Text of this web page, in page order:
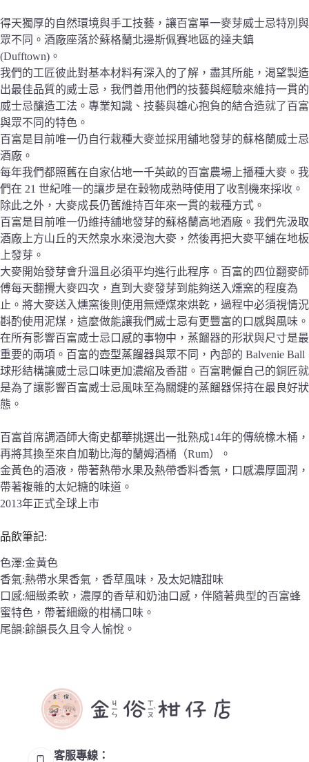
得天獨厚的自然環境與手工技藝，讓百富單一麥芽威士忌特別與
眾不同。酒廠座落於蘇格蘭北邊斯佩賽地區的達夫鎮
(Dufftown)。
我們的工匠彼此對基本材料有深入的了解，盡其所能，渴望製造
出最佳品質的威士忌，我們善用他們的技藝與經驗來維持一貫的
威士忌釀造工法。專業知識、技藝與雄心抱負的結合造就了百富
與眾不同的特色。
百富是目前唯一仍自行栽種大麥並採用舖地發芽的蘇格蘭威士忌
酒廠。
每年我們都照舊在自家佔地一千英畝的百富農場上播種大麥。我
們在 21 世紀唯一的讓步是在榖物成熟時使用了收割機來採收。
除此之外，大麥成長仍舊維持百年來一貫的栽種方式。
百富是目前唯一仍維持舖地發芽的蘇格蘭高地酒廠。我們先汲取
酒廠上方山丘的天然泉水來浸泡大麥，然後再把大麥平舖在地板
上發芽。
大麥開始發芽會升溫且必須平均進行此程序。百富的四位翻麥師
傅每天翻攪大麥四次，直到大麥發芽到能夠送入燻窯的程度為
止。將大麥送入燻窯後則使用無煙煤來烘乾，過程中必須視情況
斟酌使用泥煤，這麼做能讓我們威士忌有更豐富的口感與風味。
在所有影響百富威士忌口感的事物中，蒸餾器的形狀與尺寸是最
重要的兩項。百富的壺型蒸餾器與眾不同，內部的 Balvenie Ball
球形結構讓威士忌口味更加濃縮及香甜。百富聘僱自己的銅匠就
是為了讓影響百富威士忌風味至為關鍵的蒸餾器保持在最良好狀
態。
百富首席調酒師大衛史都華挑選出一批熟成14年的傳統橡木桶，
再將其換至來自加勒比海的蘭姆酒桶（Rum）。
金黃色的酒液，帶著熱帶水果及熱帶香料香氣，口感濃厚圓潤，
帶著複雜的太妃糖的味道。
2013年正式全球上市
品飲筆記:
色澤:金黃色
香氣:熱帶水果香氣，香草風味，及太妃糖甜味
口感:細緻柔軟，濃厚的香草和奶油口感，伴隨著典型的百富蜂
蜜特色，帶著細緻的柑橘口味。
尾韻:餘韻長久且令人愉悅。
客服專線：